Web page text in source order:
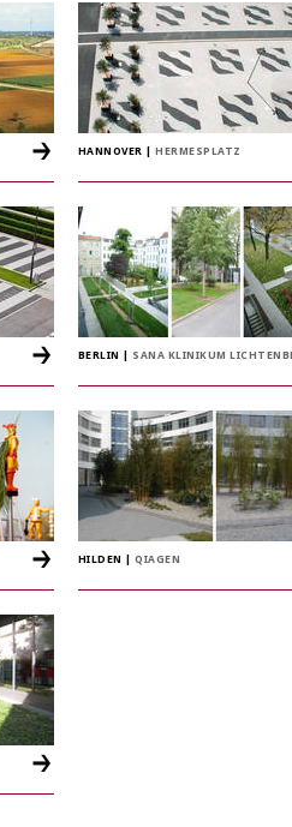
HANNOVER |HERMESPLATZ
BERLIN SANA KLINIKUM
HILDEN |QIAGEN